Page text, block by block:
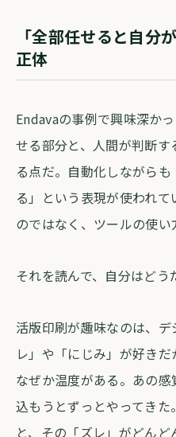
「全部任せると自分
正体
Endavaの事例で興味深か
せる部分と、人間が判断
る点だ。自動化しながら
る」という表現が使われ
のではなく、ツールの使い
それを読んで、自分はどう
活版印刷が趣味なのは、
レ」や「にじみ」が好きだ
なぜか温度がある。あの
込もうとずっとやってき
と、その「ズレ」がどんど